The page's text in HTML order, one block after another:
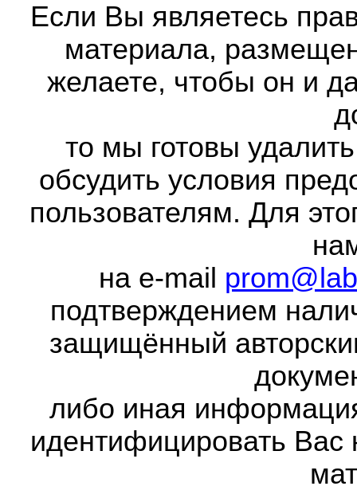
Если Вы являетесь
материала,
желаете, чтобы он и
то мы готовы
обсудить условия
пользователям. Для
на e-mail
подтверждением
защищённый
либо иная
идентифицировать Вас